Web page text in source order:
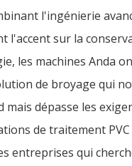
l'ingénierie
l'accent sur la
les machines Anda
de broyage qui
mais dépasse les
de traitement
entreprises qui